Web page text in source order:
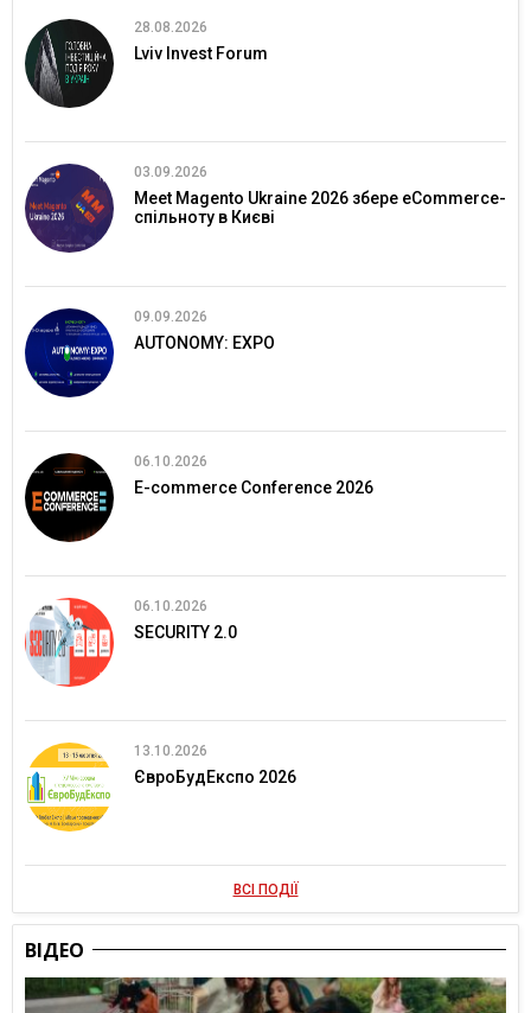
28.08.2026
Lviv Invest Forum
03.09.2026
Meet Magento Ukraine 2026 збере eCommerce-
спільноту в Києві
09.09.2026
AUTONOMY: EXPO
06.10.2026
E-commerce Conference 2026
06.10.2026
SECURITY 2.0
13.10.2026
ЄвроБудЕкспо 2026
ВСІ ПОДІЇ
ВІДЕО